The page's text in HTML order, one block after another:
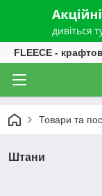
FLEECE -
Товари та
Штани